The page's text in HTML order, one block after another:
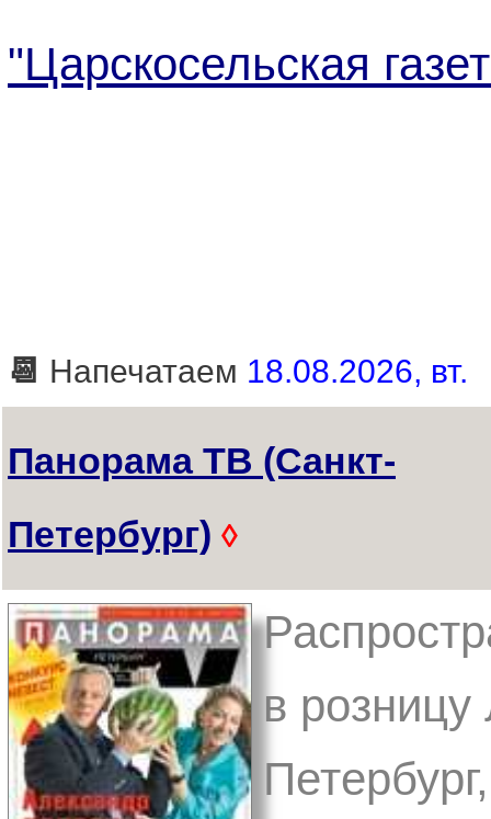
"Царскосельская
📆 Напечатаем 18.08.2026, вт.
Панорама ТВ (Санкт-
Петербург) ◊
в розницу